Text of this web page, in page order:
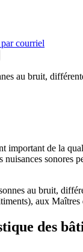
par courriel
au bruit,
important de la
sonores
au bruit,
aux
des